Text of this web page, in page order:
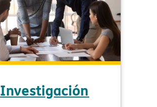
Investigación​​